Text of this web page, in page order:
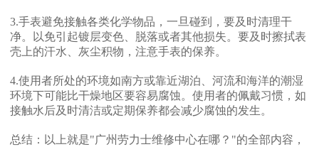
3.手表避免接触各类化学物品，一旦碰到，要及时清理干
净。以免引起镀层变色、脱落或者其他损失。要及时擦拭表
壳上的汗水、灰尘积物，注意手表的保养。
4.使用者所处的环境如南方或靠近湖泊、河流和海洋的潮湿
环境下可能比干燥地区要容易腐蚀。使用者的佩戴习惯，如
接触水后及时清洁或定期保养都会减少腐蚀的发生。
总结：以上就是"广州劳力士维修中心在哪？"的全部内容，